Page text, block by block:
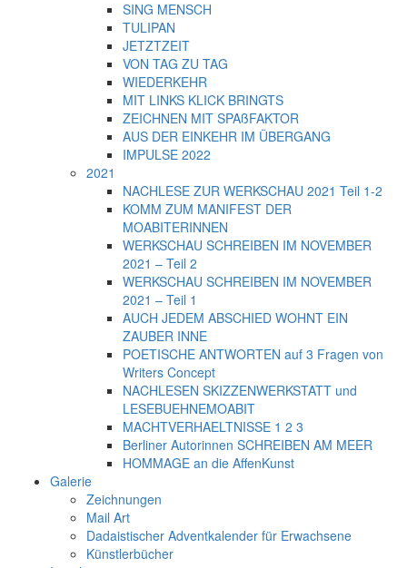
SING MENSCH
TULIPAN
JETZTZEIT
VON TAG ZU TAG
WIEDERKEHR
MIT LINKS KLICK BRINGTS
ZEICHNEN MIT SPAßFAKTOR
AUS DER EINKEHR IM ÜBERGANG
IMPULSE 2022
2021
NACHLESE ZUR WERKSCHAU 2021 Teil 1-2
KOMM ZUM MANIFEST DER
MOABITERINNEN
WERKSCHAU SCHREIBEN IM NOVEMBER
2021 – Teil 2
WERKSCHAU SCHREIBEN IM NOVEMBER
2021 – Teil 1
AUCH JEDEM ABSCHIED WOHNT EIN
ZAUBER INNE
POETISCHE ANTWORTEN auf 3 Fragen von
Writers Concept
NACHLESEN SKIZZENWERKSTATT und
LESEBUEHNEMOABIT
MACHTVERHAELTNISSE 1 2 3
Berliner Autorinnen SCHREIBEN AM MEER
HOMMAGE an die AffenKunst
Galerie
Zeichnungen
Mail Art
Dadaistischer Adventkalender für Erwachsene
Künstlerbücher